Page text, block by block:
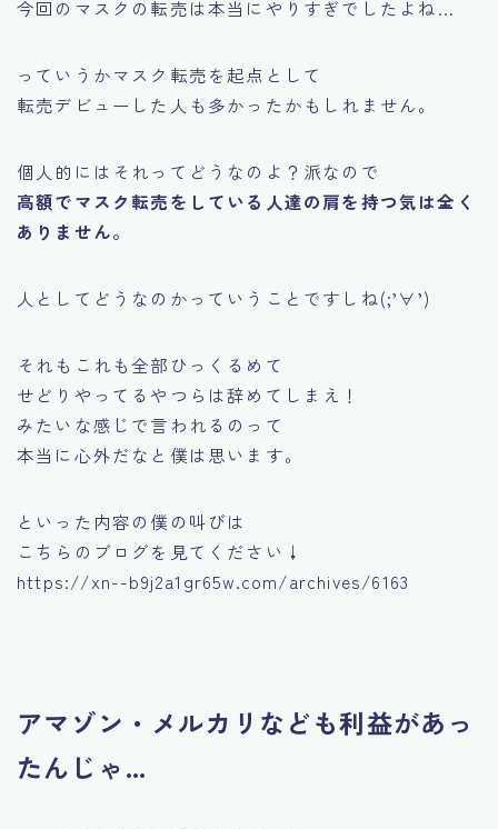
今回のマスクの転売は本当にやりすぎでしたよね…
っていうかマスク転売を起点として
転売デビューした人も多かったかもしれません。
個人的にはそれってどうなのよ？派なので
高額でマスク転売をしている人達の肩を持つ気は全く
ありません。
人としてどうなのかっていうことですしね(;’∀’)
それもこれも全部ひっくるめて
せどりやってるやつらは辞めてしまえ！
みたいな感じで言われるのって
本当に心外だなと僕は思います。
といった内容の僕の叫びは
こちらのブログを見てください↓
https://xn--b9j2a1gr65w.com/archives/6163
アマゾン・メルカリなども利益があっ
たんじゃ…